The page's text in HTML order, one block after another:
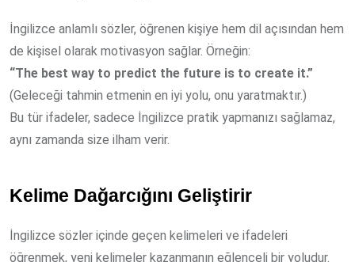
İngilizce anlamlı sözler, öğrenen kişiye hem dil açısından hem
de kişisel olarak motivasyon sağlar. Örneğin:
“The best way to predict the future is to create it.”
(Geleceği tahmin etmenin en iyi yolu, onu yaratmaktır.)
Bu tür ifadeler, sadece İngilizce pratik yapmanızı sağlamaz,
aynı zamanda size ilham verir.
Kelime Dağarcığını Geliştirir
İngilizce sözler içinde geçen kelimeleri ve ifadeleri
öğrenmek, yeni kelimeler kazanmanın eğlenceli bir yoludur.